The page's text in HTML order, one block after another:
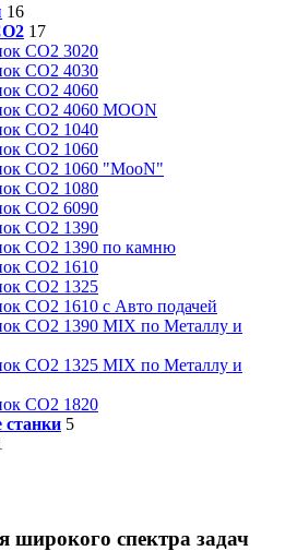
16
17
СО2 3020
СО2 4030
СО2 4060
СО2 4060 MOON
СО2 1040
СО2 1060
СО2 1060 "MooN"
СО2 1080
СО2 6090
СО2 1390
СО2 1390 по камню
СО2 1610
СО2 1325
СО2 1610 с Авто подачей
СО2 1390 MIX по Металлу и
СО2 1325 MIX по Металлу и
СО2 1820
станки 5
широкого спектра задач